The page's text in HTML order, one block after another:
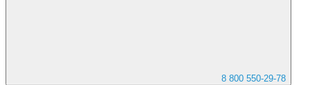
8 800 550-29-78